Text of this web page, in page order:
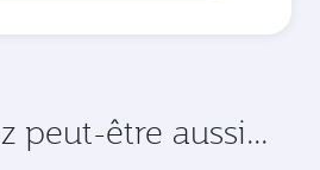
peut-être aussi...